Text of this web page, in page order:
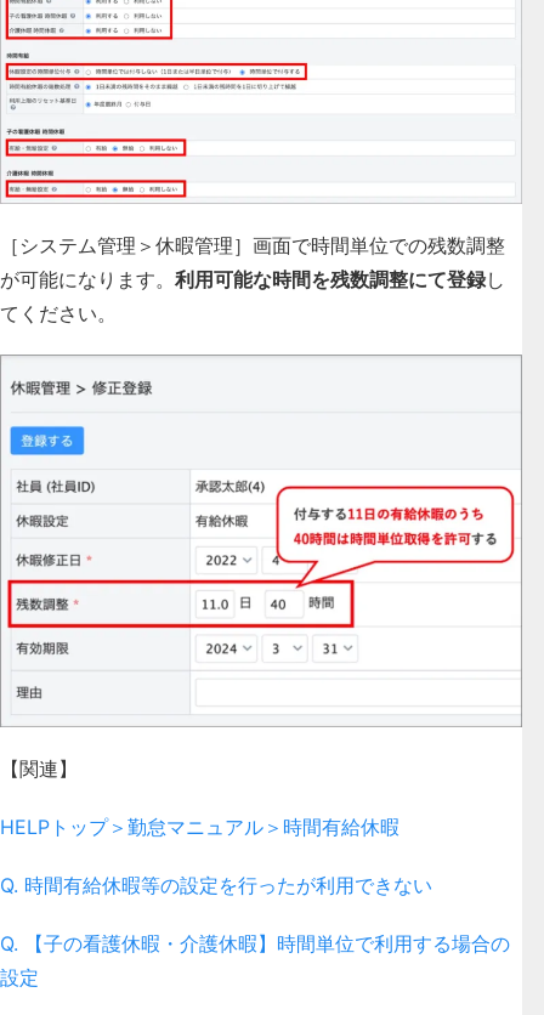
［システム管理＞休暇管理］画面で時間単位での残数調整
が可能になります。 利用可能な時間を残数調整にて登録し
てください。
【関連】
HELPトップ＞勤怠マニュアル＞時間有給休暇
Q. 時間有給休暇等の設定を行ったが利用できない
Q. 【子の看護休暇・介護休暇】時間単位で利用する場合の
設定